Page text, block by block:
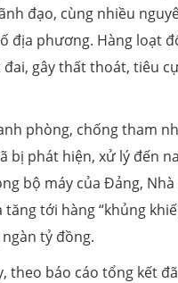
đạo, cùng nhiều
địa phương. Hàng loạt
gây thất thoát, tiêu
phòng, chống tham
bị phát hiện, xử lý đến
bộ máy của Đảng,
tới hàng “khủng
tỷ đồng.
báo cáo tổng kết